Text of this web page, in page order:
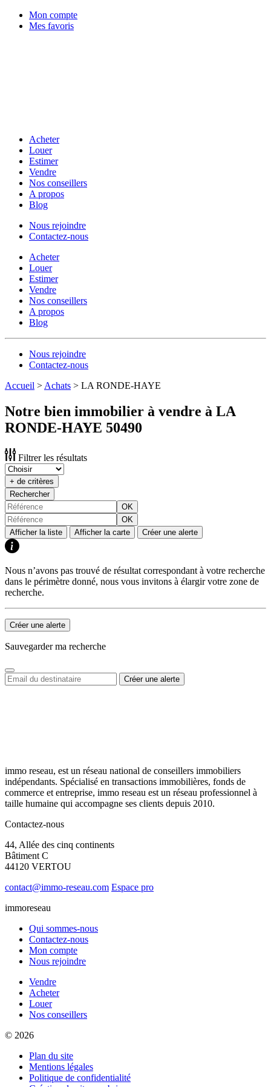
Mon compte
Mes favoris
Acheter
Louer
Estimer
Vendre
Nos conseillers
A propos
Blog
Nous rejoindre
Contactez-nous
Acheter
Louer
Estimer
Vendre
Nos conseillers
A propos
Blog
Nous rejoindre
Contactez-nous
Accueil > Achats > LA RONDE-HAYE
Notre bien immobilier à vendre à LA
RONDE-HAYE 50490
Filtrer les résultats
+ de critères
Rechercher
OK
OK
Afficher la liste
Afficher la carte Créer une alerte
Nous n’avons pas trouvé de résultat correspondant à votre recherche
dans le périmètre donné, nous vous invitons à élargir votre zone de
recherche.
Créer une alerte
Sauvegarder ma recherche
immo reseau, est un réseau national de conseillers immobiliers
indépendants. Spécialisé en transactions immobilières, fonds de
commerce et entreprise, immo reseau est un réseau professionnel à
taille humaine qui accompagne ses clients depuis 2010.
Contactez-nous
44, Allée des cinq continents
Bâtiment C
44120 VERTOU
contact@immo-reseau.com Espace pro
immoreseau
Qui sommes-nous
Contactez-nous
Mon compte
Nous rejoindre
Vendre
Acheter
Louer
Nos conseillers
© 2026
Plan du site
Mentions légales
Politique de confidentialité